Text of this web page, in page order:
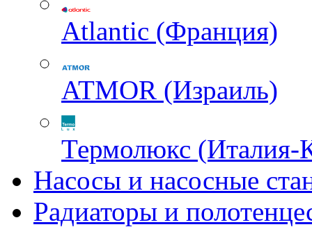
Atlantic (Франция)
ATMOR (Израиль)
Термолюкс (Италия-
Насосы и насосные
Радиаторы и